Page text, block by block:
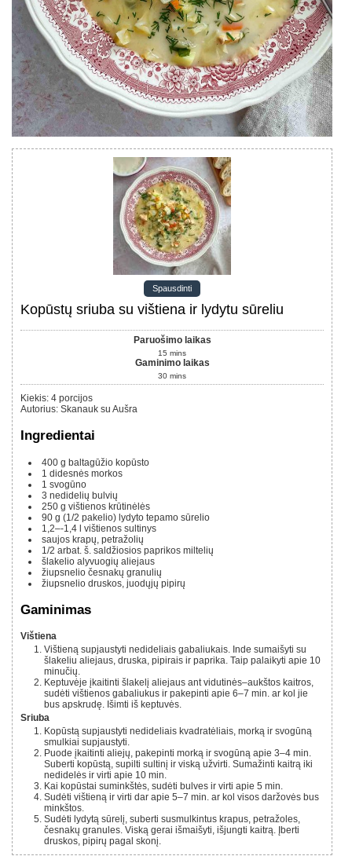
Spausdinti
Kopūstų sriuba su vištiena ir lydytu sūreliu
Paruošimo laikas
15 mins
Gaminimo laikas
30 mins
Kiekis: 4 porcijos
Autorius: Skanauk su Aušra
Ingredientai
400 g baltagūžio kopūsto
1 didesnės morkos
1 svogūno
3 nedidelių bulvių
250 g vištienos krūtinėlės
90 g (1/2 pakelio) lydyto tepamo sūrelio
1,2–-1,4 l vištienos sultinys
saujos krapų, petražolių
1/2 arbat. š. saldžiosios paprikos miltelių
šlakelio alyvuogių aliejaus
žiupsnelio česnakų granulių
žiupsnelio druskos, juodųjų pipirų
Gaminimas
Vištiena
Vištieną supjaustyti nedideliais gabaliukais. Inde sumaišyti su
šlakeliu aliejaus, druska, pipirais ir paprika. Taip palaikyti apie 10
minučių.
Keptuvėje įkaitinti šlakelį aliejaus ant vidutinės–aukštos kaitros,
sudėti vištienos gabaliukus ir pakepinti apie 6–7 min. ar kol jie
bus apskrudę. Išimti iš keptuvės.
Sriuba
Kopūstą supjaustyti nedideliais kvadratėliais, morką ir svogūną
smulkiai supjaustyti.
Puode įkaitinti aliejų, pakepinti morką ir svogūną apie 3–4 min.
Suberti kopūstą, supilti sultinį ir viską užvirti. Sumažinti kaitrą iki
nedidelės ir virti apie 10 min.
Kai kopūstai suminkštės, sudėti bulves ir virti apie 5 min.
Sudėti vištieną ir virti dar apie 5–7 min. ar kol visos daržovės bus
minkštos.
Sudėti lydytą sūrelį, suberti susmulkintus krapus, petražoles,
česnakų granules. Viską gerai išmaišyti, išjungti kaitrą. Įberti
druskos, pipirų pagal skonį.